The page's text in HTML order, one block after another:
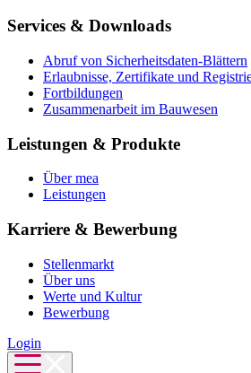
Services & Downloads
Abruf von Sicherheitsdaten-Blättern
Erlaubnisse, Zertifikate und
Fortbildungen
Zusammenarbeit im Bauwesen
Leistungen & Produkte
Über mea
Leistungen
Karriere & Bewerbung
Stellenmarkt
Über uns
Werte und Kultur
Bewerbung
Login